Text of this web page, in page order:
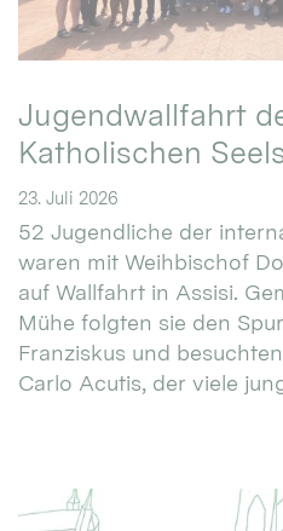
Jugendwallfahrt
Katholischen
23. Juli 2026
52 Jugendliche der
waren mit Weihbischof
auf Wallfahrt in Assisi.
Mühe folgten sie den
Franziskus und
Carlo Acutis, der viele